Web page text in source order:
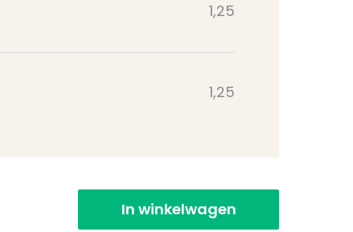
1,25
1,25
In winkelwagen